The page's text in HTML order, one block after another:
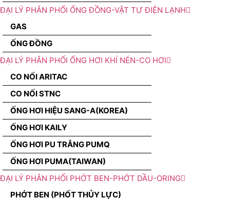
ĐẠI LÝ PHÂN PHỐI ỐNG ĐỒNG-VẬT TƯ ĐIỆN LẠNH
GAS
ỐNG ĐỒNG
ĐẠI LÝ PHÂN PHỐI ỐNG HƠI KHÍ NÉN-CO HƠI
CO NỐI ARITAC
CO NỐI STNC
ỐNG HƠI HIỆU SANG-A(KOREA)
ỐNG HƠI KAILY
ỐNG HƠI PU TRẮNG PUMQ
ỐNG HƠI PUMA(TAIWAN)
ĐẠI LÝ PHÂN PHỐI PHỚT BEN-PHỚT DẦU-ORING
PHỚT BEN (PHỐT THỦY LỰC)